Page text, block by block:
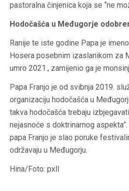
pastoralna činjenica koja se “ne
Hodočašća u Međugorje
Ranije te iste godine Papa je
Hosera posebnim izaslanikom za
umro 2021., zamijenio ga je
Papa Franjo je od svibnja 2019.
organizaciju hodočašća u
takva hodočašća trebaju
nejasnoće s doktrinarnog
papa Franjo je slao poruke
održavaju u Međugorju.
Hina/Foto: pxll